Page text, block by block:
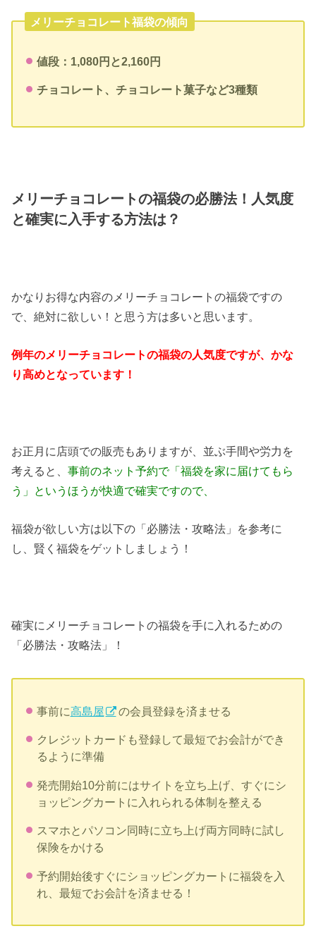
メリーチョコレート福袋の傾向
値段： 1,080円と2,160円
チョコレート、チョコレート菓子など3種類
メリーチョコレートの福袋の必勝法！人気度
と確実に入手する方法は？
かなりお得な内容のメリーチョコレートの福袋ですの
で、絶対に欲しい！と思う方は多いと思います。
例年のメリーチョコレートの福袋の人気度ですが、かな
り高めとなっています！
お正月に店頭での販売もありますが、並ぶ手間や労力を
考えると、事前のネット予約で「福袋を家に届けてもら
う」というほうが快適で確実ですので、
福袋が欲しい方は以下の「必勝法・攻略法」を参考に
し、賢く福袋をゲットしましょう！
確実にメリーチョコレートの福袋を手に入れるための
「必勝法・攻略法」！
事前に高島屋 の会員登録を済ませる
クレジットカードも登録して最短でお会計ができ
るように準備
発売開始10分前にはサイトを立ち上げ、すぐにシ
ョッピングカートに入れられる体制を整える
スマホとパソコン同時に立ち上げ両方同時に試し
保険をかける
予約開始後すぐにショッピングカートに福袋を入
れ、最短でお会計を済ませる！